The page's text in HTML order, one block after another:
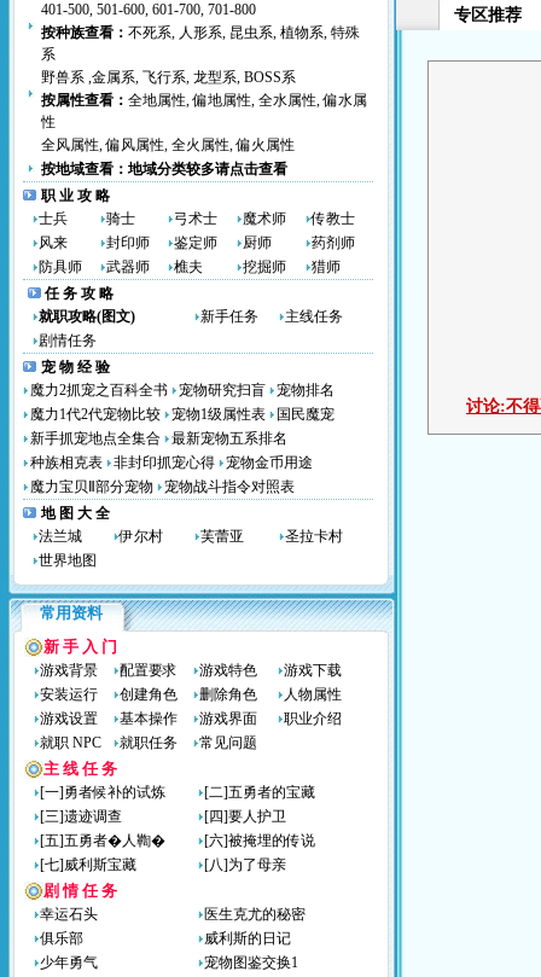
401-500, 501-600, 601-700, 701-800
按种族查看： 不死系, 人形系, 昆虫系, 植物系, 特殊
系
野兽系 ,金属系, 飞行系, 龙型系, BOSS系
按属性查看： 全地属性,偏地属性, 全水属性,偏水属
性
全风属性,偏风属性, 全火属性,偏火属性
按地域查看： 地域分类较多请点击查看
职 业 攻 略
士兵
骑士 弓术士 魔术师
传教士
风来
封印师 鉴定师 厨师
药剂师
防具师
武器师 樵夫 挖掘师
猎师
任 务 攻 略
就职攻略(图文)
新手任务
主线任务
剧情任务
宠 物 经 验
魔力2抓宠之百科全书
宠物研究扫盲
宠物排名
魔力1代2代宠物比较
宠物1级属性表
国民魔宠
新手抓宠地点全集合
最新宠物五系排名
种族相克表
非封印抓宠心得
宠物金币用途
魔力宝贝Ⅱ部分宠物
宠物战斗指令对照表
地 图 大 全
法兰城
伊尔村 芙蕾亚
圣拉卡村
世界地图
常用资料
新 手 入 门
游戏背景 配置要求 游戏特色
游戏下载
安装运行
创建角色 删除角色
人物属性
游戏设置
基本操作 游戏界面
职业介绍
就职 NPC
就职任务 常见问题
主 线 任 务
[一]勇者候补的试炼
[二]五勇者的宝藏
[三]遗迹调查
[四]要人护卫
[五]五勇者�人鞫�
[六]被掩埋的传说
[七]威利斯宝藏
[八]为了母亲
剧 情 任 务
幸运石头
医生克尤的秘密
俱乐部
威利斯的日记
少年勇气
宠物图鉴交换1
专区推荐
讨论:不